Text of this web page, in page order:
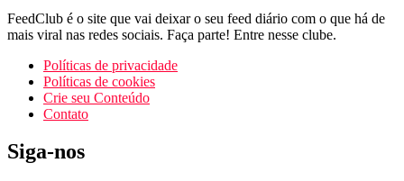
FeedClub é o site que vai deixar o seu feed diário com o que há de
mais viral nas redes sociais. Faça parte! Entre nesse clube.
Políticas de privacidade
Políticas de cookies
Crie seu Conteúdo
Contato
Siga-nos